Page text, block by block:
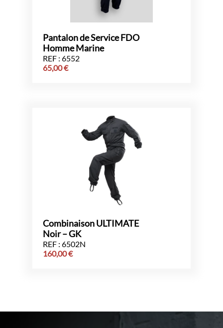
Pantalon de Service FDO
Homme Marine
REF : 6552
65,00€
Combinaison ULTIMATE
Noir – GK
REF : 6502N
160,00€